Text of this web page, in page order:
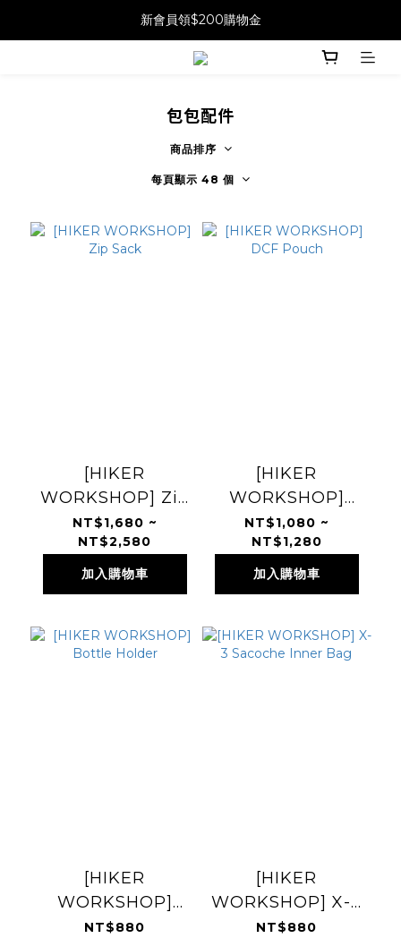
新會員領$200購物金
包包配件
商品排序
每頁顯示 48 個
[HIKER
WORKSHOP] Zip
Sack
NT$1,680 ~
NT$2,580
加入購物車
[HIKER
WORKSHOP]
DCF Pouch
NT$1,080 ~
NT$1,280
加入購物車
[HIKER
WORKSHOP]
Bottle Holder
NT$880
[HIKER
WORKSHOP] X-3
Sacoche Inner
NT$880